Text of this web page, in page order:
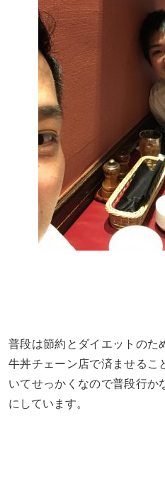
普段は節約とダイエットのた
牛丼チェーン店で済ませるこ
いてせっかくなので普段行か
にしています。